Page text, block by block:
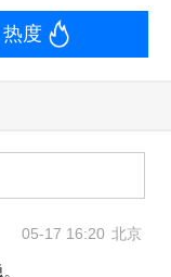
终端设备数
正迈向规模
突破6000万
短两个月内
热度
05-17 16:20 北京